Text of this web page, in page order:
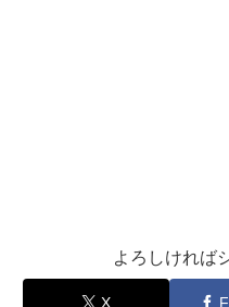
よろしければ
X